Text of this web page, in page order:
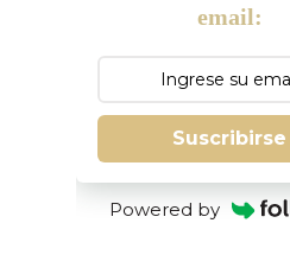
email:
Suscribirse
Powered by